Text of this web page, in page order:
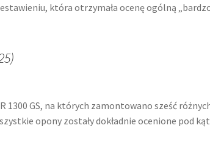
która otrzymała ocenę ogólną
1300 GS, na których zamontowano sześć
opony zostały dokładnie ocenione pod